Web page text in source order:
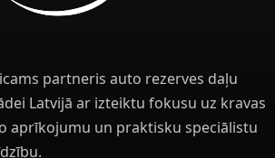
partneris auto rezerves daļu
Latvijā ar izteiktu fokusu uz kravas
aprīkojumu un praktisku speciālistu